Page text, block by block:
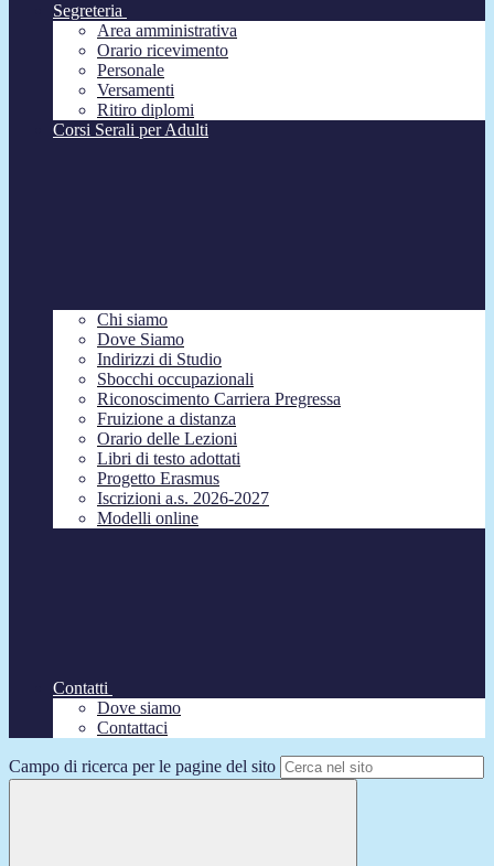
Segreteria
Area amministrativa
Orario ricevimento
Personale
Versamenti
Ritiro diplomi
Corsi Serali per Adulti
Chi siamo
Dove Siamo
Indirizzi di Studio
Sbocchi occupazionali
Riconoscimento Carriera Pregressa
Fruizione a distanza
Orario delle Lezioni
Libri di testo adottati
Progetto Erasmus
Iscrizioni a.s. 2026-2027
Modelli online
Contatti
Dove siamo
Contattaci
Campo di ricerca per le pagine del sito